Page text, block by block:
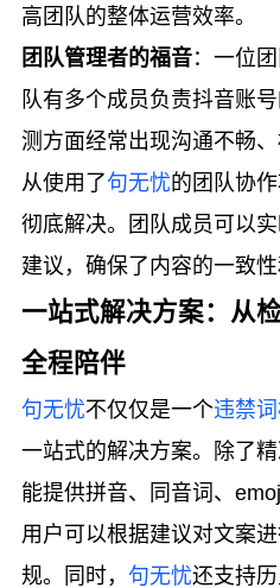
高团队的整体运营效率。
团队管理者的福音：一位
队有多个成员负责抖音账
测方面经常出现沟通不畅
从使用了句无忧的团队协
彻底解决。团队成员可以
建议，确保了内容的一致性
一站式解决方案：从
全程陪伴
句无忧不仅仅是一个违禁
一站式的解决方案。除了
能提供拼音、同音词、
用户可以根据建议对文案
规。同时， 句无忧还支持